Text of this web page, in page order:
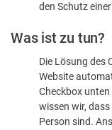
sind
den Schutz
Was ist zu tun?
Die Lösung des
Website
Checkbox unten
wissen wir,
Person sind.